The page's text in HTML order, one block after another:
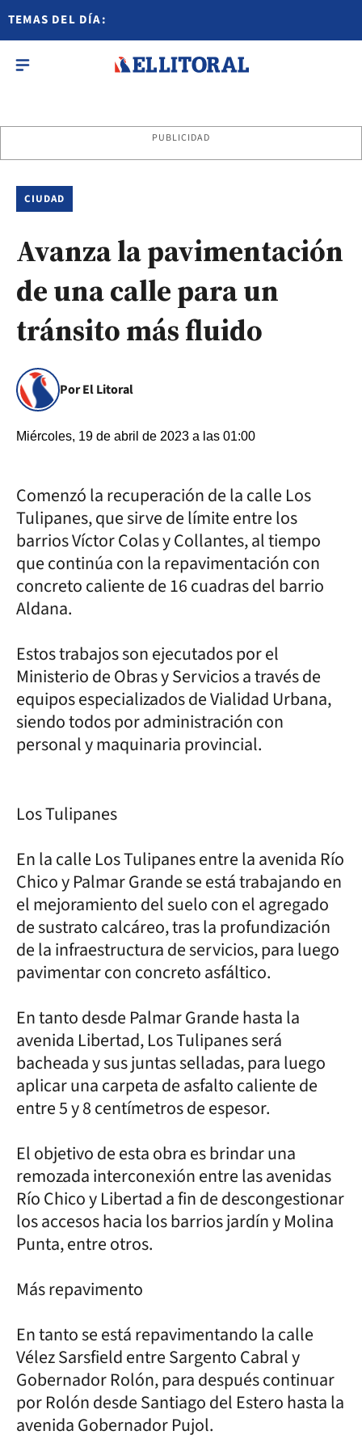
TEMAS DEL DÍA:
PUBLICIDAD
CIUDAD
Avanza la pavimentación
de una calle para un
tránsito más fluido
Por El Litoral
Miércoles, 19 de abril de 2023 a las 01:00
Comenzó la recuperación de la calle Los
Tulipanes, que sirve de límite entre los
barrios Víctor Colas y Collantes, al tiempo
que continúa con la repavimentación con
concreto caliente de 16 cuadras del barrio
Aldana.
Estos trabajos son ejecutados por el
Ministerio de Obras y Servicios a través de
equipos especializados de Vialidad Urbana,
siendo todos por administración con
personal y maquinaria provincial.
Los Tulipanes
En la calle Los Tulipanes entre la avenida Río
Chico y Palmar Grande se está trabajando en
el mejoramiento del suelo con el agregado
de sustrato calcáreo, tras la profundización
de la infraestructura de servicios, para luego
pavimentar con concreto asfáltico.
En tanto desde Palmar Grande hasta la
avenida Libertad, Los Tulipanes será
bacheada y sus juntas selladas, para luego
aplicar una carpeta de asfalto caliente de
entre 5 y 8 centímetros de espesor.
El objetivo de esta obra es brindar una
remozada interconexión entre las avenidas
Río Chico y Libertad a fin de descongestionar
los accesos hacia los barrios jardín y Molina
Punta, entre otros.
Más repavimento
En tanto se está repavimentando la calle
Vélez Sarsfield entre Sargento Cabral y
Gobernador Rolón, para después continuar
por Rolón desde Santiago del Estero hasta la
avenida Gobernador Pujol.